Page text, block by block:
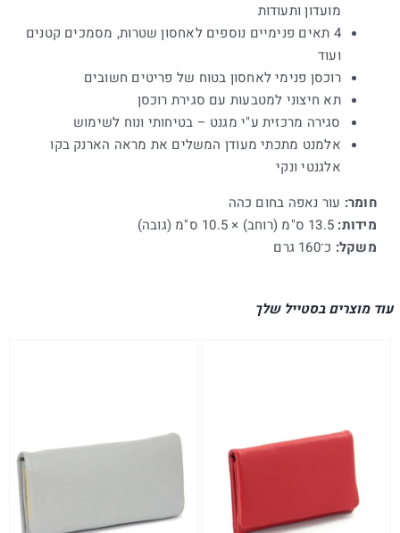
מועדון ותעודות
4 תאים פנימיים נוספים לאחסון שטרות, מסמכים קטנים
ועוד
רוכסן פנימי לאחסון בטוח של פריטים חשובים
תא חיצוני למטבעות עם סגירת רוכסן
סגירה מרכזית ע"י מגנט – בטיחותי ונוח לשימוש
אלמנט מתכתי מעודן המשלים את מראה הארנק בקו
אלגנטי ונקי
חומר: עור נאפה בחום כהה
מידות:
משקל: כ־160 גרם
עוד מוצרים בסטייל שלך